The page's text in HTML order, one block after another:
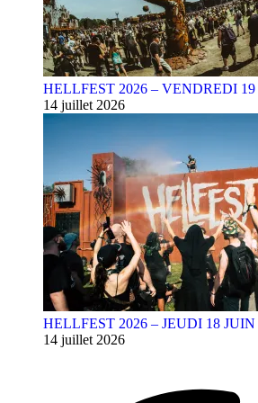
HELLFEST 2026 – VENDREDI
14 juillet 2026
HELLFEST 2026 – JEUDI 18
14 juillet 2026